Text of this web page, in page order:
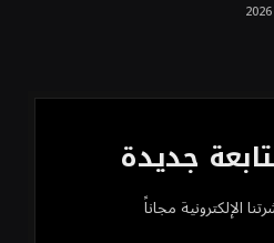
جديدة
الإلكترونية مجاناً